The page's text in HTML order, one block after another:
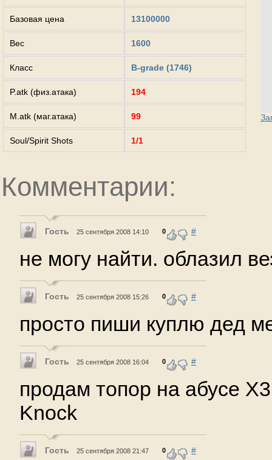
Базовая цена 13100000
Вес 1600
Класс B-grade (1746)
P.atk (физ.атака) 194
M.atk (маг.атака) 99
Soul/Spirit Shots 1/1
Комментарии:
Гость 25 сентября 2008 14:10 0 #
не могу найти. облазил
Гость 25 сентября 2008 15:26 0 #
просто пиши куплю дед
Гость 25 сентября 2008 16:04 0 #
продам топор на абусе
Knock
Гость 25 сентября 2008 21:47 0 #